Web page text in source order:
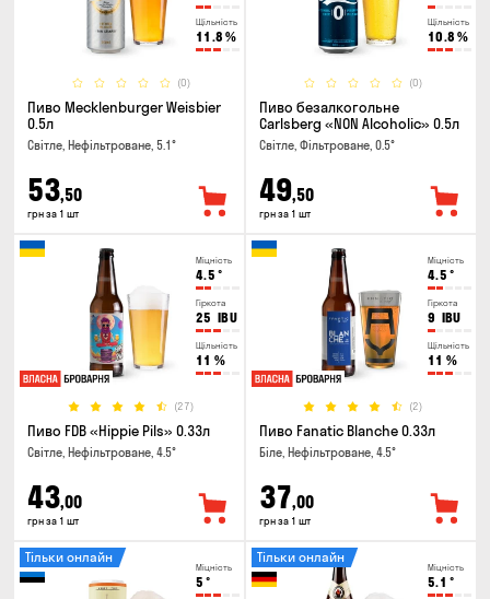
Щільність
11.8 %
(0)
Пиво Mecklenburger Weisbier
0.5л
Світле, Нефільтроване, 5.1°
53,50
грн за 1 шт
Щільність
10.8 %
(0)
Пиво безалкогольне
Carlsberg «NON Alcoholic» 0.5л
Світле, Фільтроване, 0.5°
49,50
грн за 1 шт
Міцність
4.5 °
Гіркота
25 IBU
Щільність
11 %
(27)
Пиво FDB «Hippie Pils» 0.33л
Світле, Нефільтроване, 4.5°
43,00
грн за 1 шт
Міцність
4.5 °
Гіркота
9 IBU
Щільність
11 %
(2)
Пиво Fanatic Blanche 0.33л
Біле, Нефільтроване, 4.5°
37,00
грн за 1 шт
Міцність
5 °
Тільки онлайн
Міцність
5.1 °
Тільки онлайн